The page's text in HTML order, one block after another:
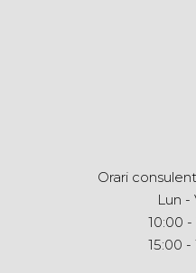
Orari
Lun -
10:00 -
15:00 -